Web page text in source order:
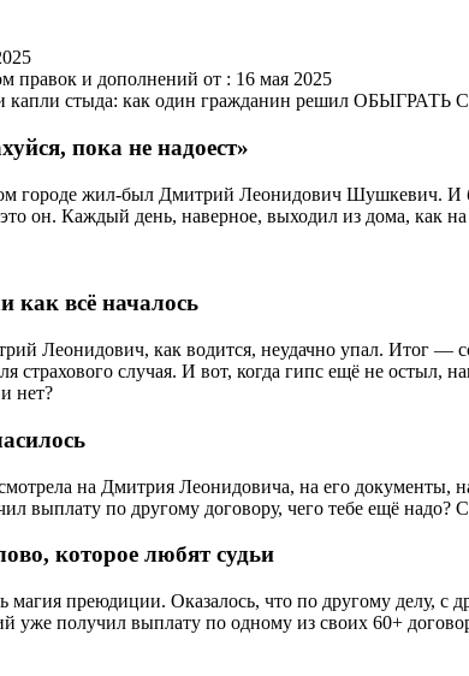
правок и дополнений от : 16 мая 2025
пока не надоест»
городе жил-был Дмитрий Леонидович Шушкевич. И
он. Каждый день, наверное, выходил из дома, как
как всё началось
Леонидович, как водится, неудачно упал. Итог —
страхового случая. И вот, когда гипс ещё не остыл,
нет?
на Дмитрия Леонидовича, на его документы,
выплату по другому договору, чего тебе ещё надо?
которое любят судьи
магия преюдиции. Оказалось, что по другому делу, с
уже получил выплату по одному из своих 60+